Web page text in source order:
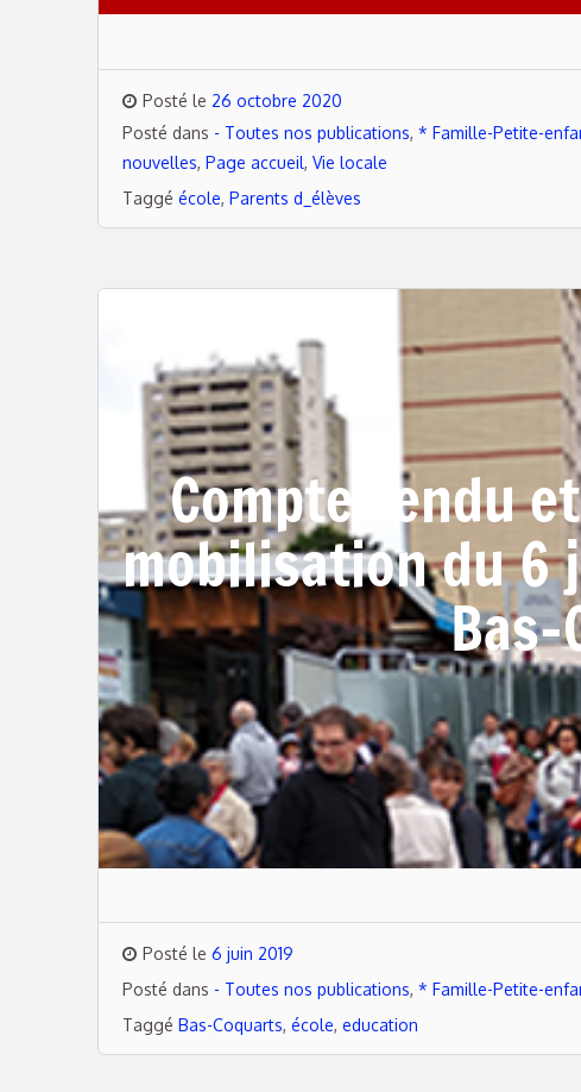
Posté le 26 octobre 2020
Posté dans - Toutes nos publications, * Famille-Petite-
nouvelles, Page accueil, Vie locale
Taggé école, Parents d_élèves
Compte rendu
mobilisation du 6
Posté le 6 juin 2019
Posté dans - Toutes nos publications, * Famille-Petite-
Taggé Bas-Coquarts, école, education